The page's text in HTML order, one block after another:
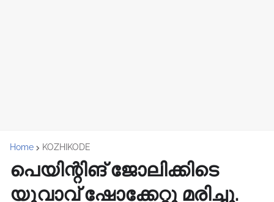
Home KOZHIKODE
പെയിന്റിങ് ജോലിക്കിടെ
യുവാവ് ഷോക്കേറ്റു മരിച്ചു.